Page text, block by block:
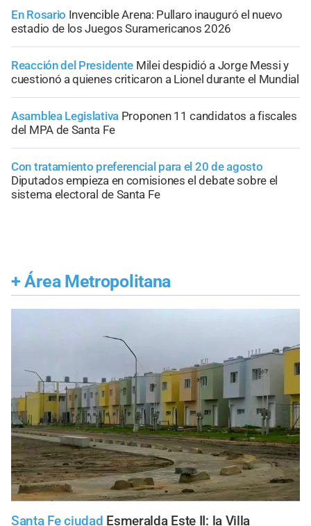
En Rosario Invencible Arena: Pullaro inauguró el nuevo
estadio de los Juegos Suramericanos 2026
Reacción del Presidente Milei despidió a Jorge Messi y
cuestionó a quienes criticaron a Lionel durante el Mundial
Asamblea Legislativa Proponen 11 candidatos a fiscales
del MPA de Santa Fe
Con tratamiento preferencial para el 20 de agosto
Diputados empieza en comisiones el debate sobre el
sistema electoral de Santa Fe
+ Área Metropolitana
Santa Fe ciudad Esmeralda Este II: la Villa